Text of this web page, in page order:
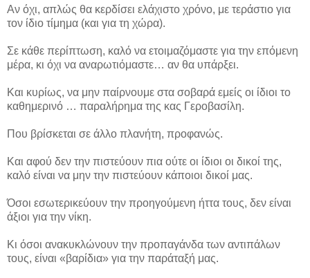
Αν όχι, απλώς θα κερδίσει ελάχιστο χρόνο, με τεράστιο για
τον ίδιο τίμημα (και για τη χώρα).
Σε κάθε περίπτωση, καλό να ετοιμαζόμαστε για την επόμενη
μέρα, κι όχι να αναρωτιόμαστε… αν θα υπάρξει.
Και κυρίως, να μην παίρνουμε στα σοβαρά εμείς οι ίδιοι το
καθημερινό … παραλήρημα της κας Γεροβασίλη.
Που βρίσκεται σε άλλο πλανήτη, προφανώς.
Και αφού δεν την πιστεύουν πια ούτε οι ίδιοι οι δικοί της,
καλό είναι να μην την πιστεύουν κάποιοι δικοί μας.
Όσοι εσωτερικεύουν την προηγούμενη ήττα τους, δεν είναι
άξιοι για την νίκη.
Κι όσοι ανακυκλώνουν την προπαγάνδα των αντιπάλων
τους, είναι «βαρίδια» για την παράταξή μας.